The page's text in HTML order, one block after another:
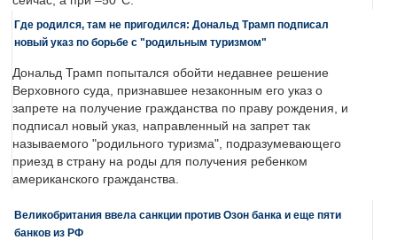
Где родился, там не пригодился: Дональд Трамп подписал
новый указ по борьбе с "родильным туризмом"
Дональд Трамп попытался обойти недавнее решение
Верховного суда, признавшее незаконным его указ о
запрете на получение гражданства по праву рождения, и
подписал новый указ, направленный на запрет так
называемого "родильного туризма", подразумевающего
приезд в страну на роды для получения ребенком
американского гражданства.
Великобритания ввела санкции против Озон банка и еще пяти
банков из РФ